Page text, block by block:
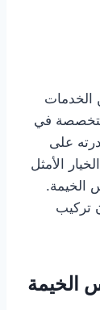
الخدمات
في
على
الأمثل
الخيمة.
تركيب
الخيمة